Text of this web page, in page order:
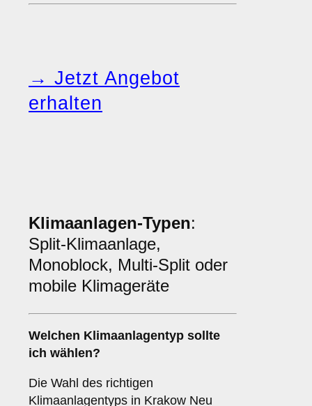
→ Jetzt Angebot
erhalten
Klimaanlagen-Typen:
Split-Klimaanlage,
Monoblock, Multi-Split oder
mobile Klimageräte
Welchen Klimaanlagentyp sollte
ich wählen?
Die Wahl des richtigen
Klimaanlagentyps in Krakow Neu